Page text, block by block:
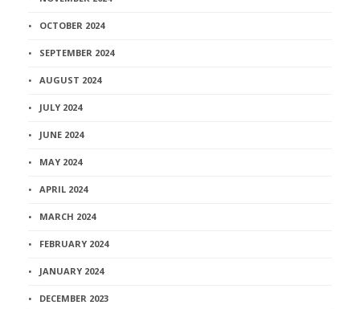
OCTOBER 2024
SEPTEMBER 2024
AUGUST 2024
JULY 2024
JUNE 2024
MAY 2024
APRIL 2024
MARCH 2024
FEBRUARY 2024
JANUARY 2024
DECEMBER 2023